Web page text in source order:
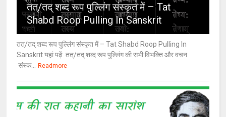
तत्/तद् शब्द रूप पुल्लिंग संस्कृत में – Tat
Shabd Roop Pulling In Sanskrit
तत्/तद् शब्द रूप पुल्लिंग संस्कृत में – Tat Shabd Roop Pulling In
Sanskrit यहां पढ़ें तत्/तद् शब्द रूप पुल्लिंग की सभी विभक्ति और वचन
संस्क...
Readmore